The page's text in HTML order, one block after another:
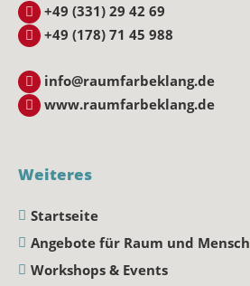
+49 (331) 29 42 69
+49 (178) 71 45 988
info@raumfarbeklang.de
www.raumfarbeklang.de
Weiteres
Startseite
Angebote für Raum und Mensch
Workshops & Events